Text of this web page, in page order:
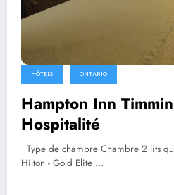
HÔTELS ONTARIO
Hampton Inn
Hospitalité
Type de chambre Chambre 2 lits
Hilton - Gold Elite …